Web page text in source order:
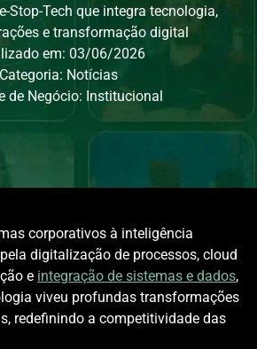
Stop-Tech que integra tecnologia,
e transformação digital
em: 03/06/2026
Categoria: Notícias
de Negócio: Institucional
corporativos à inteligência
digitalização de processos, cloud
e integração de sistemas e dados,
viveu profundas transformações
redefinindo a competitividade das